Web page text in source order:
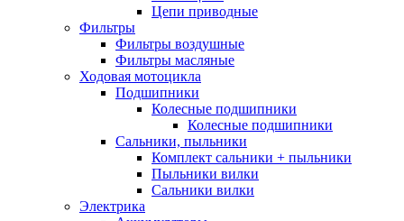
Цепи приводные
Фильтры
Фильтры воздушные
Фильтры масляные
Ходовая мотоцикла
Подшипники
Колесные подшипники
Колесные подшипники
Сальники, пыльники
Комплект сальники + пыльники
Пыльники вилки
Сальники вилки
Электрика